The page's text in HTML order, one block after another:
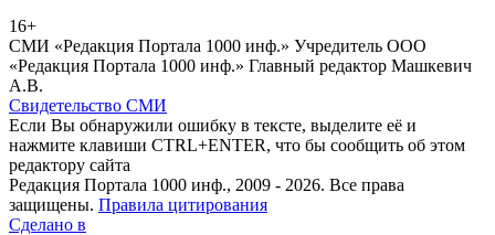
16+
СМИ «Редакция Портала 1000 инф.» Учредитель ООО
«Редакция Портала 1000 инф.» Главный редактор Машкевич
А.В.
Свидетельство СМИ
Если Вы обнаружили ошибку в тексте, выделите её и
нажмите клавиши CTRL+ENTER, что бы сообщить об этом
редактору сайта
Редакция Портала 1000 инф., 2009 - 2026. Все права
защищены. Правила цитирования
Сделано в